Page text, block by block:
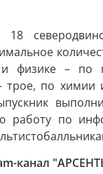
физике – по
трое, по химии
работу по
канал